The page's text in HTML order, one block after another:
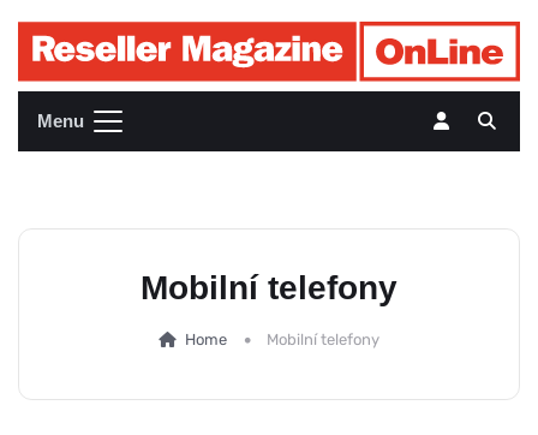
Menu
Mobilní telefony
Home Mobilní telefony